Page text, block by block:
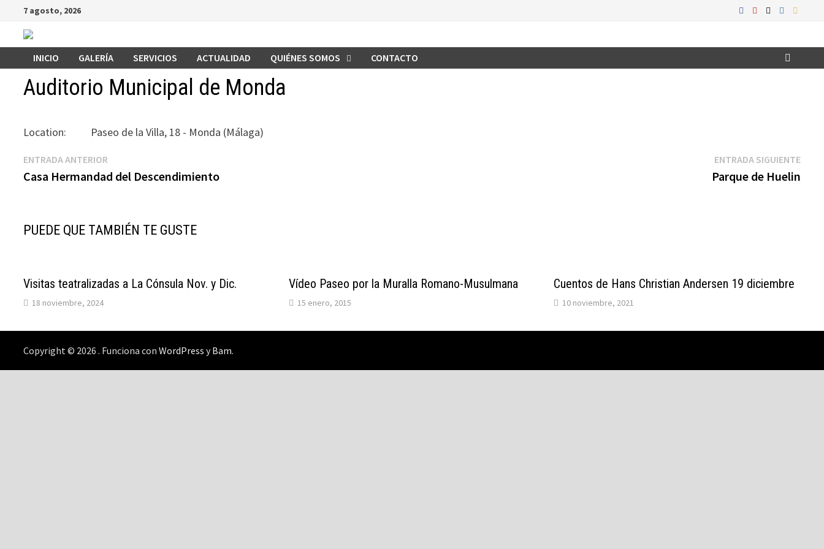
Saltar
contenido
7 agosto, 2026
INICIO GALERÍA SERVICIOS ACTUALIDAD QUIÉNES SOMOS CONTACTO
Auditorio Municipal de Monda
Location: Paseo de la Villa, 18 - Monda (Málaga)
Navegación
de
ENTRADA ANTERIOR
anterior:
Casa Hermandad del Descendimiento
ENTRADA SIGUIENTE
Parque de Huelin
PUEDE QUE TAMBIÉN TE GUSTE
Visitas teatralizadas a La Cónsula Nov. y Dic.
18 noviembre, 2024
Vídeo Paseo por la Muralla Romano-Musulmana
15 enero, 2015
Cuentos de Hans Christian Andersen 19 diciembre
10 noviembre, 2021
Copyright © 2026. Funciona conWordPress yBam.